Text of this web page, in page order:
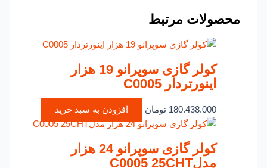
محصولات مرتبط
کولر گازی سوپرانو 19 هزار
اینورتردار C0005
180.438.000 تومان افزودن به سبد خرید
کولر گازی سوپرانو 24 هزار